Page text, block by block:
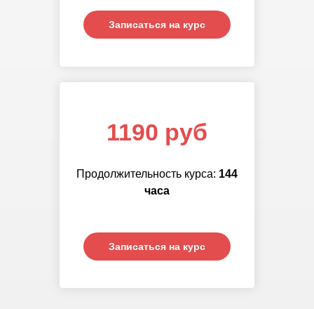
Записаться на курс
Записаться на курс
Продолжительность курса: 144
часа
1190 руб